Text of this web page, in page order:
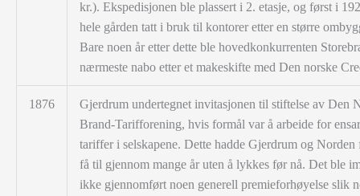
kr.). Ekspedisjonen ble plassert i 2. etasje, og først i
hele gården tatt i bruk til kontorer etter en større
Bare noen år etter dette ble hovedkonkurrenten
nærmeste nabo etter et makeskifte med Den norske
1876
Gjerdrum undertegnet invitasjonen til stiftelse av Den
Brand-Tarifforening, hvis formål var å arbeide for
tariffer i selskapene. Dette hadde Gjerdrum og Norden
få til gjennom mange år uten å lykkes før nå. Det ble
ikke gjennomført noen generell premieforhøyelse slik